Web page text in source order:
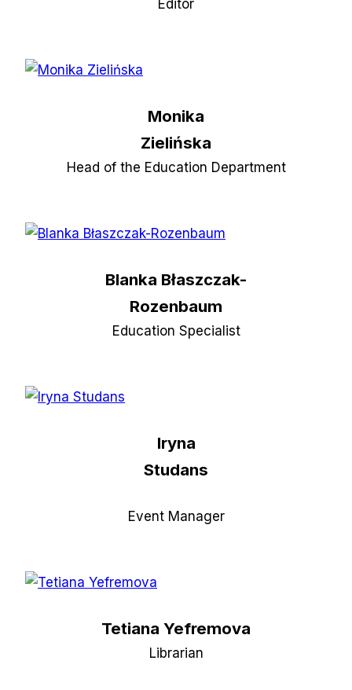
Editor
Monika
Zielińska
Head of the Education Department
Blanka Błaszczak-
Rozenbaum
Education Specialist
Iryna
Studans
Event Manager
Tetiana Yefremova
Librarian